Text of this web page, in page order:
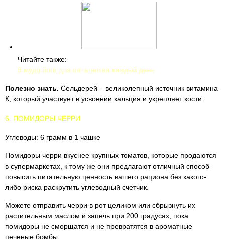
Читайте также:
9 мудр йоги для пальцев на каждый день
Полезно знать. Сельдерей – великолепный источник витамина
К, который участвует в усвоении кальция и укрепляет кости.
6. ПОМИДОРЫ ЧЕРРИ
Углеводы: 6 грамм в 1 чашке
Помидоры черри вкуснее крупных томатов, которые продаются
в супермаркетах, к тому же они предлагают отличный способ
повысить питательную ценность вашего рациона без какого-
либо риска раскрутить углеводный счетчик.
Можете отправить черри в рот целиком или сбрызнуть их
растительным маслом и запечь при 200 градусах, пока
помидоры не сморщатся и не превратятся в ароматные
печеные бомбы.